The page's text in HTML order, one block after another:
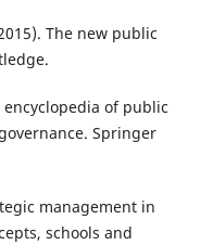
The new public
encyclopedia of public
Springer
management in
schools and